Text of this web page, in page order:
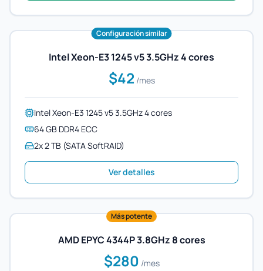
Configuración similar
Intel Xeon-E3 1245 v5 3.5GHz 4 cores
$42 /mes
Intel Xeon-E3 1245 v5 3.5GHz 4 cores
64 GB DDR4 ECC
2x 2 TB (SATA SoftRAID)
Ver detalles
Más potente
AMD EPYC 4344P 3.8GHz 8 cores
$280 /mes